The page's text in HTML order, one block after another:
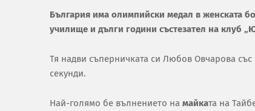
България има олимпийски медал в женската
училище и дълги години състезател на клуб
Тя надви съперничката си Любов Овчарова
секунди.
Най-голямо бе вълнението на майката на